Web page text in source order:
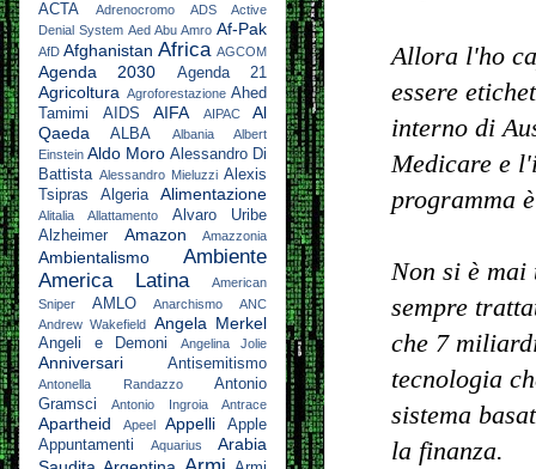
Allora l'ho
essere
interno di
Medicare e
programma
Non si è
sempre
che 7
tecnologia
sistema
la finanza.
ACTA Adrenocromo
ADS Active
Denial System Aed Abu Amro Af-Pak
AfD Afghanistan Africa AGCOM
Agenda 2030 Agenda 21
Agricoltura Agroforestazione Ahed
Tamimi
AIDS AIFA AIPAC
Al
Qaeda
ALBA Albania
Albert
Einstein Aldo Moro Alessandro Di
Battista Alessandro Mieluzzi Alexis
Tsipras
Algeria Alimentazione
Alitalia Allattamento
Alvaro Uribe
Alzheimer
Amazon Amazzonia
Ambientalismo
Ambiente
America Latina
American
Sniper
AMLO Anarchismo
ANC
Andrew Wakefield Angela Merkel
Angeli e Demoni Angelina Jolie
Anniversari Antisemitismo
Antonella Randazzo
Antonio
Gramsci
Antonio Ingroia Antrace
Apartheid Apeel Appelli
Apple
Appuntamenti
Aquarius
Arabia